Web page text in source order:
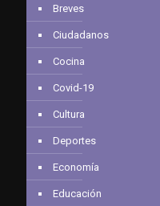
Breves
Ciudadanos
Cocina
Covid-19
Cultura
Deportes
Economía
Educación